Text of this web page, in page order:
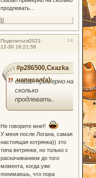
продлевать...
0
Поделиться 14
2021-
12-30 18:21:56
#p286500,Скаzka
написал(а):
сказал примерно на
сколько
продлевать..
Не говорите мне!!
У меня после Логана, самая
настоящая котрянка)) это
типа ветрянки, но только с
раскачиванием до того
момента, когда уже
понимаешь, что пора